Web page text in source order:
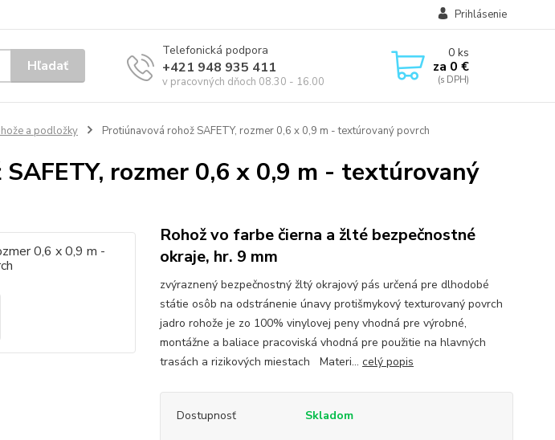
Prihlásenie
Hľadať
Telefonická podpora
+421 948 935 411
v pracovných dňoch 08.30 - 16.00
0ks
za 0 €
a podložky Protiúnavová rohož SAFETY, rozmer 0,6 x 0,9 m - textúrovaný povrch
rozmer 0,6 x 0,9 m - textúrovaný
Rohož vo farbe čierna a žlté bezpečnostné
okraje, hr. 9 mm
zvýraznený bezpečnostný žltý okrajový pás určená pre dlhodobé
státie osôb na odstránenie únavy protišmykový texturovaný povrch
jadro rohože je zo 100% vinylovej peny vhodná pre výrobné,
montážne a baliace pracoviská vhodná pre použitie na hlavných
trasách a rizikových miestach Materi... celý popis
Dostupnosť Skladom